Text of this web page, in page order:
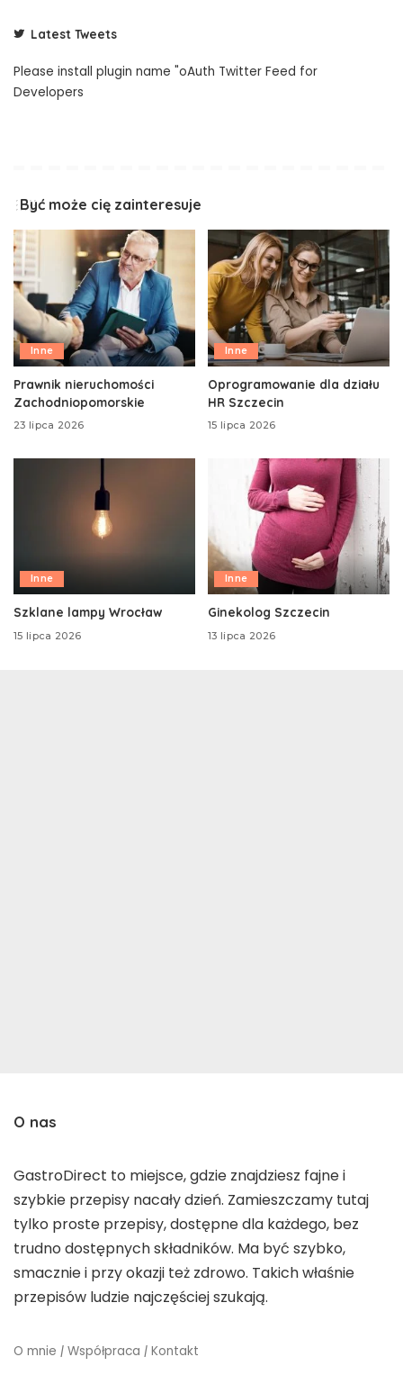
Latest Tweets
Please install plugin name "oAuth Twitter Feed for
Developers
Być może cię zainteresuje
Inne
Prawnik nieruchomości
Zachodniopomorskie
23 lipca 2026
Inne
Oprogramowanie dla działu
HR Szczecin
15 lipca 2026
Inne
Szklane lampy Wrocław
15 lipca 2026
Inne
Ginekolog Szczecin
13 lipca 2026
O nas
GastroDirect to miejsce, gdzie znajdziesz fajne i
szybkie przepisy nacały dzień. Zamieszczamy tutaj
tylko proste przepisy, dostępne dla każdego, bez
trudno dostępnych składników. Ma być szybko,
smacznie i przy okazji też zdrowo. Takich właśnie
przepisów ludzie najczęściej szukają.
O mnie | Współpraca | Kontakt